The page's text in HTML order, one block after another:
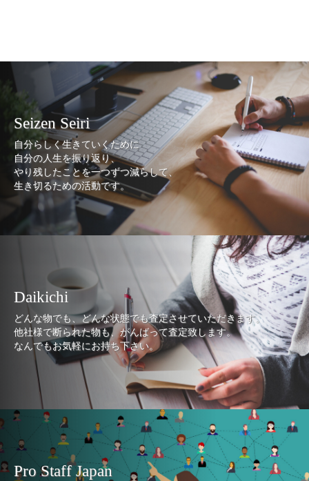
Seizen Seiri
自分らしく生きていくために
自分の人生を振り返り、
やり残したことを一つずつ減らして、
生き切るための活動です。
Daikichi
どんな物でも、どんな状態でも査定させていただきます。
他社様で断られた物も、がんばって査定致します。
なんでもお気軽にお持ち下さい。
Pro Staff Japan